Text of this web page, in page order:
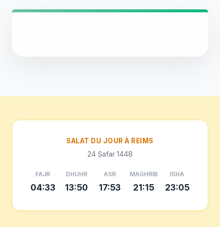
SALAT DU JOUR À REIMS
24 Ṣafar 1448
FAJR
04:33
DHUHR
13:50
ASR
17:53
MAGHRIB
21:15
ISHA
23:05